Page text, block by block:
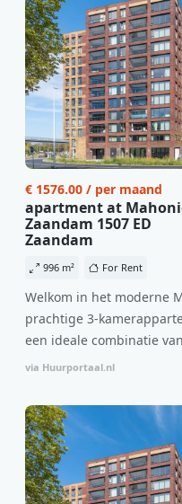
€ 1576.00 / per maand
apartment at
Zaandam 1507 ED
Zaandam
996 m² For Rent
Welkom in het moderne
prachtige 3-
een ideale combinatie
locatie. Met een huurprijs
per maand is dit een
die op zoek zijn naar
vanaf 1 april 2026. Bij binnenkomst word je verwelkomd
in een ruime woonkamer
voor 44 m² aan
via Huurportaal.nl